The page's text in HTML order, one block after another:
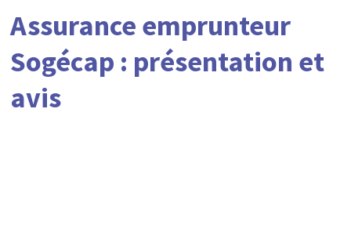
Assurance emprunteur
Sogécap : présentation et
avis